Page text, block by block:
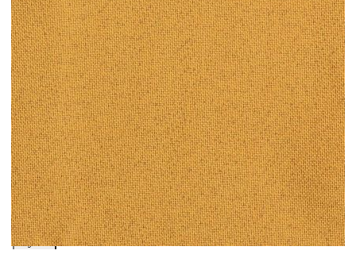
Купи на изплащане
Credit calculator
Затъмняващи завеси имитация лен с отвори 2 бр
жълти 140x245 см
Please select credit institution
Цена на продукта: €39.00
Extraction of information from credit institutions
Предоставената таблица е с информационна цел.
Добавете продукта в количката си с бутона "Добави в
количката" и при поръчка ще можете да изберете броя
вноски на кредита.
Acest tabel are caracter informativ. Adăugați produsul în
coșul de cumpărături unde veți putea selecta detaliile
cererii de creditare.